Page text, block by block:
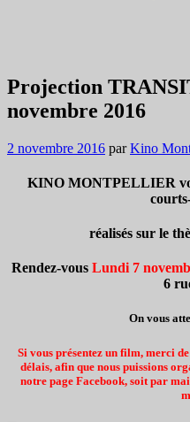
Projection
novembre 2016
2 novembre 2016 parKino
KINO MONTPELLIER
réalisés sur le
Rendez-vous Lundi 7
6
On vous
Si vous présentez un film, merci
délais, afin que nous puissions
notre page Facebook, soit par